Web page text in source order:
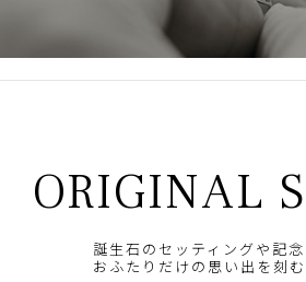
ORIGINAL
誕生石のセッティングや記念
おふたりだけの思い出を刻む